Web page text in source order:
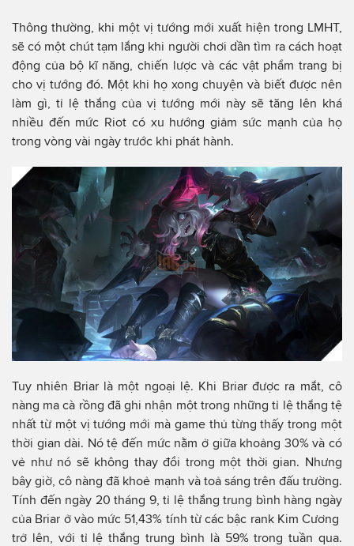
Thông thường, khi một vị tướng mới xuất hiện trong LMHT,
sẽ có một chút tạm lắng khi người chơi dần tìm ra cách hoạt
động của bộ kĩ năng, chiến lược và các vật phẩm trang bị
cho vị tướng đó. Một khi họ xong chuyện và biết được nên
làm gì, tỉ lệ thắng của vị tướng mới này sẽ tăng lên khá
nhiều đến mức Riot có xu hướng giảm sức mạnh của họ
trong vòng vài ngày trước khi phát hành.
Tuy nhiên Briar là một ngoại lệ. Khi Briar được ra mắt, cô
nàng ma cà rồng đã ghi nhận một trong những tỉ lệ thắng tệ
nhất từ một vị tướng mới mà game thủ từng thấy trong một
thời gian dài. Nó tệ đến mức nằm ở giữa khoảng 30% và có
vẻ như nó sẽ không thay đổi trong một thời gian. Nhưng
bây giờ, cô nàng đã khoẻ mạnh và toả sáng trên đấu trường.
Tính đến ngày 20 tháng 9, tỉ lệ thắng trung bình hàng ngày
của Briar ở vào mức 51,43% tính từ các bậc rank Kim Cương
trở lên, với tỉ lệ thắng trung bình là 59% trong tuần qua.